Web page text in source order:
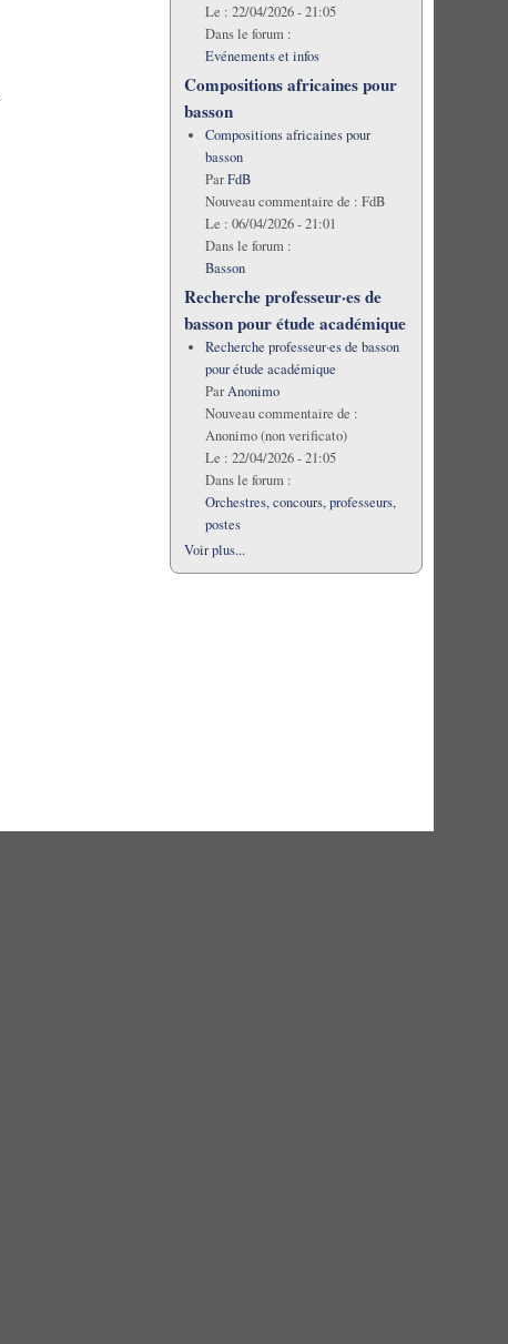
Le : 22/04/2026 - 21:05
Dans le forum :
Evénements et infos
Compositions africaines pour
basson
Compositions africaines pour
basson
ParFdB
Nouveau commentaire de : FdB
Le : 06/04/2026 - 21:01
Dans le forum :
Basson
Recherche professeur·es de
basson pour étude académique
Recherche professeur·es de basson
pour étude académique
ParAnonimo
Nouveau commentaire de :
Anonimo (non verificato)
Le : 22/04/2026 - 21:05
Dans le forum :
Orchestres, concours, professeurs,
postes
Voir plus...